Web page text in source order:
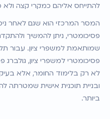
להתייחס אליהם כמקרי קצה
המסר המרכזי הוא שגם לאחר
פסיכומטרי, ניתן להמשיך
שמותאמת למשפרי ציון. עבור
פסיכומטרי למשפרי ציון,
לא רק בלימוד החומר, אלא
ובניית תוכנית אישית שמטרתה
ביותר.